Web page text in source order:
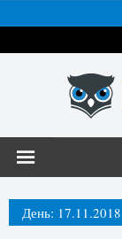
День: 17.11.2018